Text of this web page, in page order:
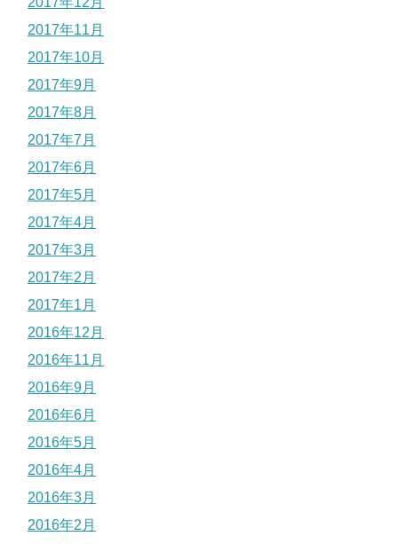
2017年11月
2017年10月
2017年9月
2017年8月
2017年7月
2017年6月
2017年5月
2017年4月
2017年3月
2017年2月
2017年1月
2016年12月
2016年11月
2016年9月
2016年6月
2016年5月
2016年4月
2016年3月
2016年2月